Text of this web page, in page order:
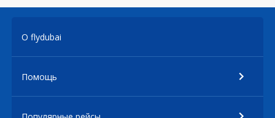
О flydubai
Помощь